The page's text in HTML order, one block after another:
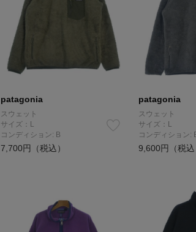
patagonia
スウェット
サイズ：L
コンディション: B
7,700円（税込）
patagonia
スウェット
サイズ：L
コンディション:
9,600円（税